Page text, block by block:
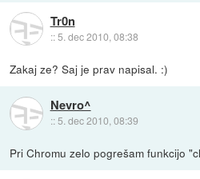
Tr0n
::5. dec 2010, 08:38
Zakaj ze? Saj je prav napisal. :)
Nevro^
:: 5. dec 2010, 08:39
Pri Chromu zelo pogrešam funkcijo